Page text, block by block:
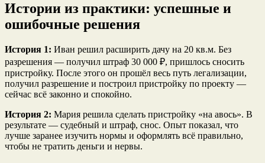
Истории из практики: успешные и
ошибочные решения
История 1: Иван решил расширить дачу на 20 кв.м. Без
разрешения — получил штраф 30 000 ₽, пришлось сносить
пристройку. После этого он прошёл весь путь легализации,
получил разрешение и построил пристройку по проекту —
сейчас всё законно и спокойно.
История 2: Мария решила сделать пристройку «на авось». В
результате — судебный и штраф, снос. Опыт показал, что
лучше заранее изучить нормы и оформлять всё правильно,
чтобы не тратить деньги и нервы.